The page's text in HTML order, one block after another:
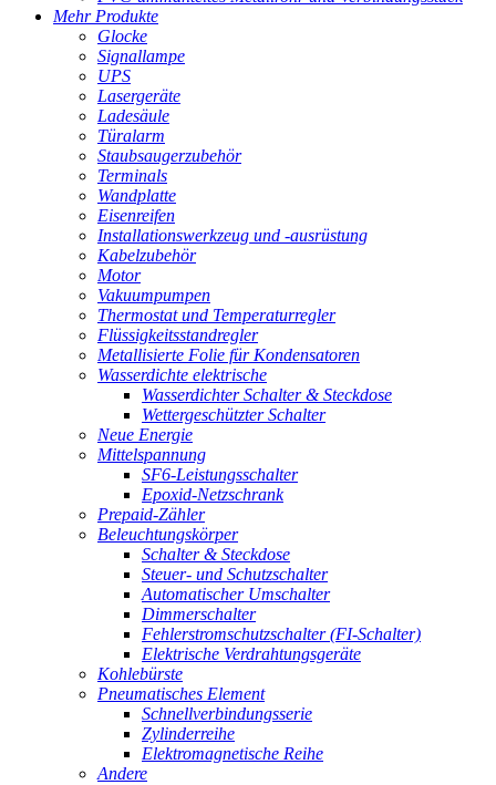
Mehr Produkte
Glocke
Signallampe
UPS
Lasergeräte
Ladesäule
Türalarm
Staubsaugerzubehör
Terminals
Wandplatte
Eisenreifen
Installationswerkzeug und -ausrüstung
Kabelzubehör
Motor
Vakuumpumpen
Thermostat und Temperaturregler
Flüssigkeitsstandregler
Metallisierte Folie für Kondensatoren
Wasserdichte elektrische
Wasserdichter Schalter & Steckdose
Wettergeschützter Schalter
Neue Energie
Mittelspannung
SF6-Leistungsschalter
Epoxid-Netzschrank
Prepaid-Zähler
Beleuchtungskörper
Schalter & Steckdose
Steuer- und Schutzschalter
Automatischer Umschalter
Dimmerschalter
Fehlerstromschutzschalter (FI-Schalter)
Elektrische Verdrahtungsgeräte
Kohlebürste
Pneumatisches Element
Schnellverbindungsserie
Zylinderreihe
Elektromagnetische Reihe
Andere